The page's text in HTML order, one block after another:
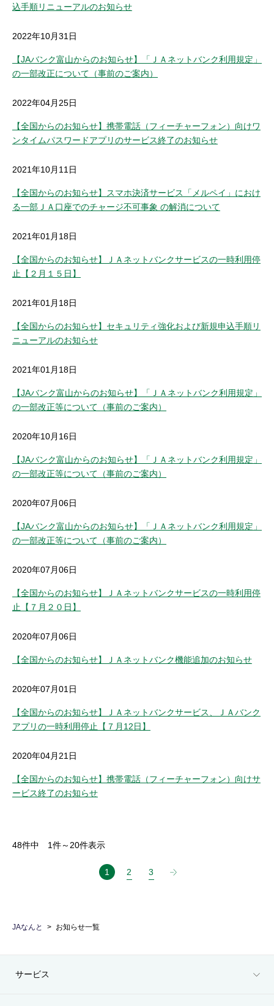
込手順リニューアルのお知らせ
2022年10月31日
【JAバンク富山からのお知らせ】「ＪＡネットバンク利用規定」
の一部改正について（事前のご案内）
2022年04月25日
【全国からのお知らせ】携帯電話（フィーチャーフォン）向けワ
ンタイムパスワードアプリのサービス終了のお知らせ
2021年10月11日
【全国からのお知らせ】スマホ決済サービス「メルペイ」におけ
る一部ＪＡ口座でのチャージ不可事象 の解消について
2021年01月18日
【全国からのお知らせ】ＪＡネットバンクサービスの一時利用停
止【２月１５日】
2021年01月18日
【全国からのお知らせ】セキュリティ強化および新規申込手順リ
ニューアルのお知らせ
2021年01月18日
【JAバンク富山からのお知らせ】「ＪＡネットバンク利用規定」
の一部改正等について（事前のご案内）
2020年10月16日
【JAバンク富山からのお知らせ】「ＪＡネットバンク利用規定」
の一部改正等について（事前のご案内）
2020年07月06日
【JAバンク富山からのお知らせ】「ＪＡネットバンク利用規定」
の一部改正等について（事前のご案内）
2020年07月06日
【全国からのお知らせ】ＪＡネットバンクサービスの一時利用停
止【７月２０日】
2020年07月06日
【全国からのお知らせ】ＪＡネットバンク機能追加のお知らせ
2020年07月01日
【全国からのお知らせ】ＪＡネットバンクサービス、ＪＡバンク
アプリの一時利用停止【７月12日】
2020年04月21日
【全国からのお知らせ】携帯電話（フィーチャーフォン）向けサ
ービス終了のお知らせ
48件中 1件～ 20件表示
1 2 3
JAなんと お知らせ一覧
サービス